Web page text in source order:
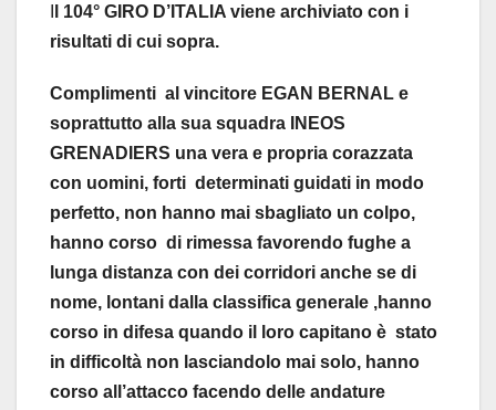
l 104° GIRO D’ITALIA viene archiviato con i
risultati di cui sopra.
Complimenti al vincitore EGAN BERNAL e
soprattutto alla sua squadra INEOS
GRENADIERS una vera e propria corazzata
con uomini, forti determinati guidati in modo
perfetto, non hanno mai sbagliato un colpo,
hanno corso di rimessa favorendo fughe a
lunga distanza con dei corridori anche se di
nome, lontani dalla classifica generale ,hanno
corso in difesa quando il loro capitano è stato
in difficoltà non lasciandolo mai solo, hanno
corso all’attacco facendo delle andature